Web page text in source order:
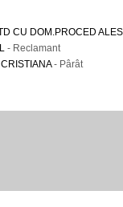
CU DOM.PROCED
- Reclamant
- Pârât